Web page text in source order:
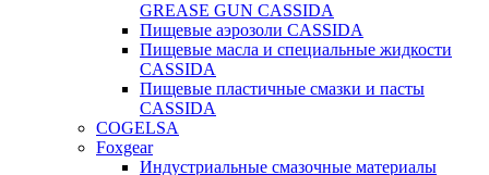
GREASE GUN CASSIDA
Пищевые аэрозоли CASSIDA
Пищевые масла и специальные жидкости
CASSIDA
Пищевые пластичные смазки и пасты
CASSIDA
COGELSA
Foxgear
Индустриальные смазочные материалы